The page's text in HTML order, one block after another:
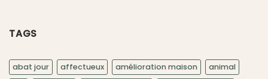
TAGS
abat jour affectueux amélioration maison
animal